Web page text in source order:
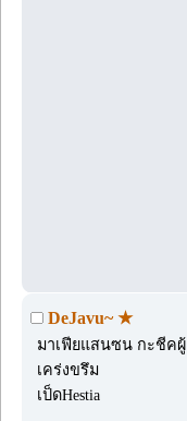
DeJavu~ ★
มาเฟียแสนซน กะชีคผู้
เคร่งขรึม
เป็ดHestia